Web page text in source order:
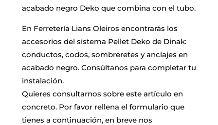
acabado negro Deko que combina con el tubo.
En Ferretería Lians Oleiros encontrarás los
accesorios del sistema Pellet Deko de Dinak:
conductos, codos, sombreretes y anclajes en
acabado negro. Consúltanos para completar tu
instalación.
Quieres consultarnos sobre este artículo en
concreto. Por favor rellena el formulario que
tienes a continuación, en breve nos